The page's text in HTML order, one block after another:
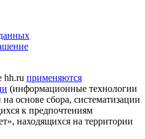
hh.ru применяются
(информационные технологии
основе сбора, систематизации
к предпочтениям
находящихся на территории